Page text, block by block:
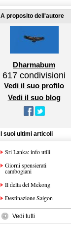
A proposito dell'autore
Dharmabum
617 condivisioni
Vedi il suo profilo
Vedi il suo blog
I suoi ultimi articoli
Sri Lanka: info utili
Giorni spensierati
cambogiani
Il delta del Mekong
Destinazione Saigon
Vedi tutti